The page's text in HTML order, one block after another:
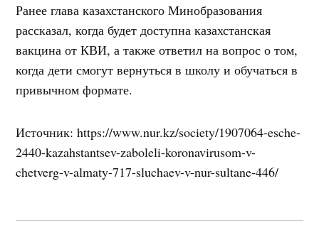
Ранее глава казахстанского Минобразования
рассказал, когда будет доступна казахстанская
вакцина от КВИ, а также ответил на вопрос о том,
когда дети смогут вернуться в школу и обучаться в
привычном формате.
Источник: https://www.nur.kz/society/1907064-esche-
2440-kazahstantsev-zaboleli-koronavirusom-v-
chetverg-v-almaty-717-sluchaev-v-nur-sultane-446/